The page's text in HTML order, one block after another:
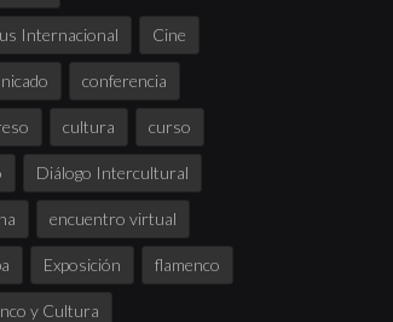
Internacional Cine
conferencia
cultura curso
Diálogo Intercultural
encuentro virtual
Exposición flamenco
y Cultura